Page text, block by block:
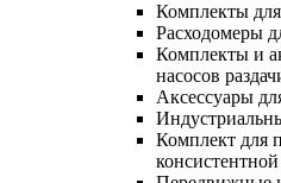
Комплекты для
Расходомеры
Комплекты и
насосов
Аксессуары
Комплект для